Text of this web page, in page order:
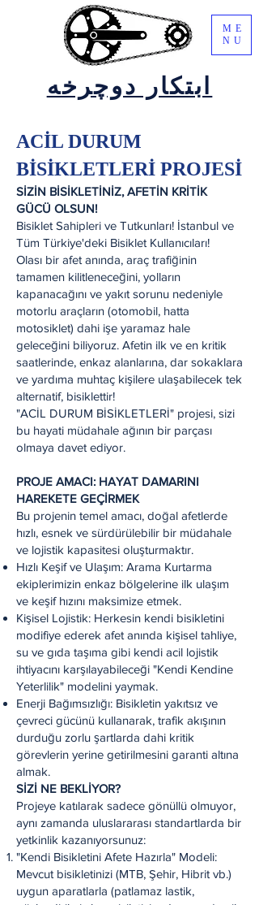
ابتکار دوچرخه
ME
NU
ACİL DURUM
BİSİKLETLERİ PROJESİ
SİZİN BİSİKLETİNİZ, AFETİN KRİTİK
GÜCÜ OLSUN!
Bisiklet Sahipleri ve Tutkunları! İstanbul ve
Tüm Türkiye'deki Bisiklet Kullanıcıları!
Olası bir afet anında, araç trafiğinin
tamamen kilitleneceğini, yolların
kapanacağını ve yakıt sorunu nedeniyle
motorlu araçların (otomobil, hatta
motosiklet) dahi işe yaramaz hale
geleceğini biliyoruz. Afetin ilk ve en kritik
saatlerinde, enkaz alanlarına, dar sokaklara
ve yardıma muhtaç kişilere ulaşabilecek tek
alternatif, bisiklettir!
"ACİL DURUM BİSİKLETLERİ" projesi, sizi
bu hayati müdahale ağının bir parçası
olmaya davet ediyor.
PROJE AMACI: HAYAT DAMARINI
HAREKETE GEÇİRMEK
Bu projenin temel amacı, doğal afetlerde
hızlı, esnek ve sürdürülebilir bir müdahale
ve lojistik kapasitesi oluşturmaktır.
Hızlı Keşif ve Ulaşım: Arama Kurtarma
ekiplerimizin enkaz bölgelerine ilk ulaşım
ve keşif hızını maksimize etmek.
Kişisel Lojistik: Herkesin kendi bisikletini
modifiye ederek afet anında kişisel tahliye,
su ve gıda taşıma gibi kendi acil lojistik
ihtiyacını karşılayabileceği "Kendi Kendine
Yeterlilik" modelini yaymak.
Enerji Bağımsızlığı: Bisikletin yakıtsız ve
çevreci gücünü kullanarak, trafik akışının
durduğu zorlu şartlarda dahi kritik
görevlerin yerine getirilmesini garanti altına
almak.
SİZİ NE BEKLİYOR?
Projeye katılarak sadece gönüllü olmuyor,
aynı zamanda uluslararası standartlarda bir
yetkinlik kazanıyorsunuz:
"Kendi Bisikletini Afete Hazırla" Modeli:
Mevcut bisikletinizi (MTB, Şehir, Hibrit vb.)
uygun aparatlarla (patlamaz lastik,